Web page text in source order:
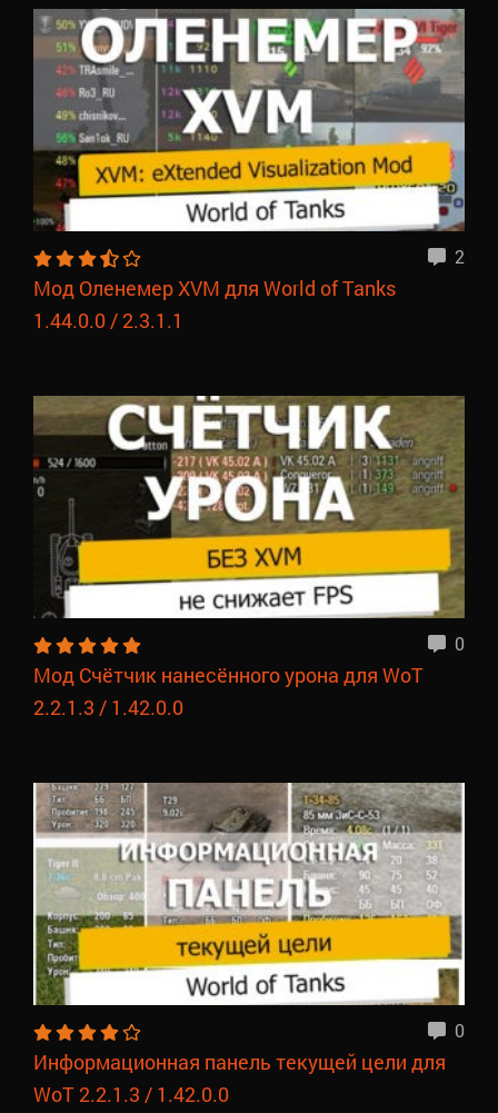
2
Мод Оленемер XVM для World of Tanks
1.44.0.0 / 2.3.1.1
0
Мод Счётчик нанесённого урона для WoT
2.2.1.3 / 1.42.0.0
0
Информационная панель текущей цели для
WoT 2.2.1.3 / 1.42.0.0